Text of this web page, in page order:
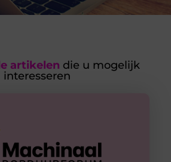
artikelen die u mogelijk
interesseren